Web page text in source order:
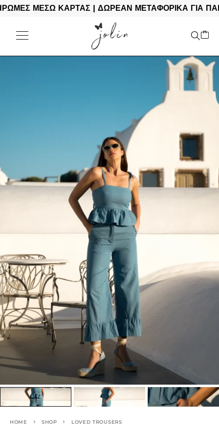
ΜΕΣΩ ΚΑΡΤΑΣ | ΔΩΡΕΑΝ ΜΕΤΑΦΟΡΙΚΑ ΓΙΑ
HOME SHOP LOVED TROUSERS